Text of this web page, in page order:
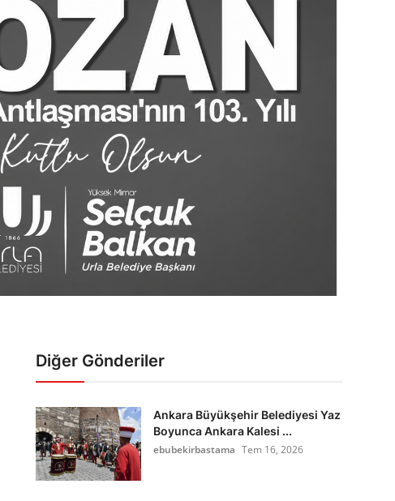
Diğer Gönderiler
Ankara Büyükşehir Belediyesi Yaz
Boyunca Ankara Kalesi ...
ebubekirbastama Tem 16, 2026